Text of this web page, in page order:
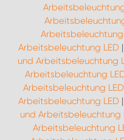
Arbeitsbeleuchtung
Arbeitsbeleuchtung LED |
und Arbeitsbeleuchtung
Arbeitsbeleuchtung
Arbeitsbeleuchtung LED
Arbeitsbeleuchtung LED |
und Arbeitsbeleuchtung
Arbeitsbeleuchtung